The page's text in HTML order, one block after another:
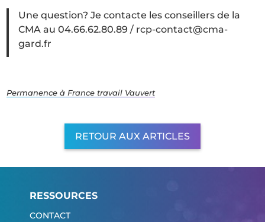
Une question? Je contacte les conseillers de la
CMA au 04.66.62.80.89 / rcp-contact@cma-
gard.fr
Permanence à France travail Vauvert
RETOUR AUX ARTICLES
RESSOURCES
CONTACT